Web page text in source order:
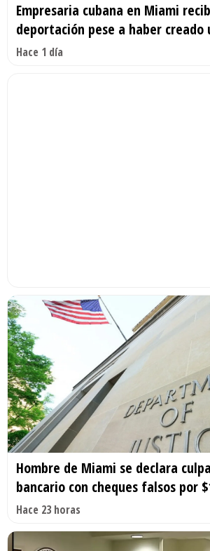
Empresaria cubana en Miami
deportación pese a haber creado
Hace 1 día
Hombre de Miami se declara
bancario con cheques falsos por
Hace 23 horas